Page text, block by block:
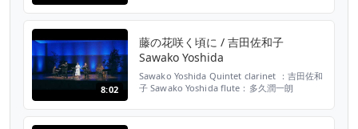
lemonade 5.heart voice 6.Yaki5 7.Ki...
8:02
藤の花咲く頃に / 吉田佐和子
Sawako Yoshida
Sawako Yoshida Quintet clarinet ：吉田佐和
子 Sawako Yoshida flute：多久潤一朗